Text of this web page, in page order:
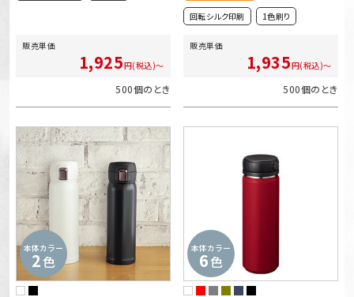
販売単価
1,925円(税込)～
500個のとき
回転シルク印刷 1色刷り
販売単価
1,935円(税込)～
500個のとき
本体カラー
2色
本体カラー
6色